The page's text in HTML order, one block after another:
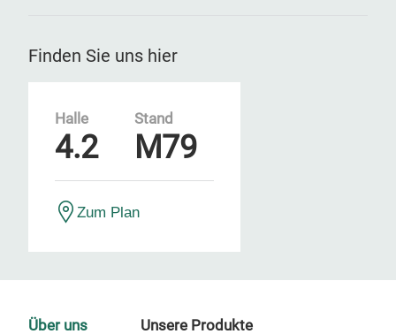
Finden Sie uns hier
Halle
4.2
Stand
M79
Zum Plan
Über uns Unsere Produkte